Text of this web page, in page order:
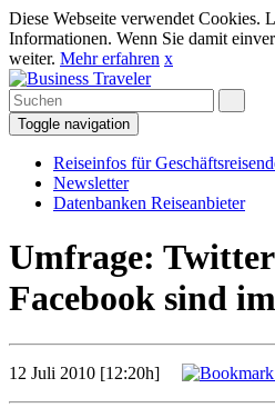
Diese Webseite verwendet Cookies.
Informationen. Wenn Sie damit
weiter. Mehr erfahren x
Toggle navigation
Reiseinfos für
Newsletter
Datenbanken Reiseanbieter
Umfrage:
Facebook sind
12 Juli 2010 [12:20h]